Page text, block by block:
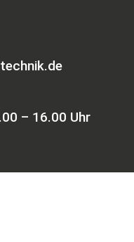
– 16.00 Uhr